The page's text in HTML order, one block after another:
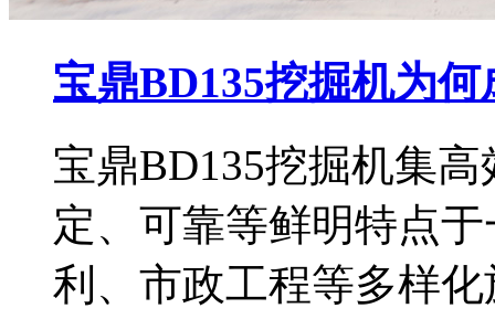
宝鼎BD135挖掘机为
宝鼎BD135挖掘机集
定、可靠等鲜明特点
利、市政工程等多样